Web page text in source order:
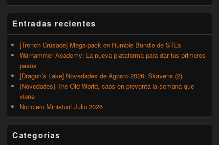
Entradas recientes
[Trench Crusade] Mega-pack en Humble Bundle de STL’s
Warhammer Academy: La nueva plataforma para dar tus primeros
pasos
[Dragon’s Lake] Novedades de Agosto 2026: Skavens (2)
[Novedades] The Old World, caos en preventa la semana que
viene
Noticiero Miniaturil Julio 2026
Categorías